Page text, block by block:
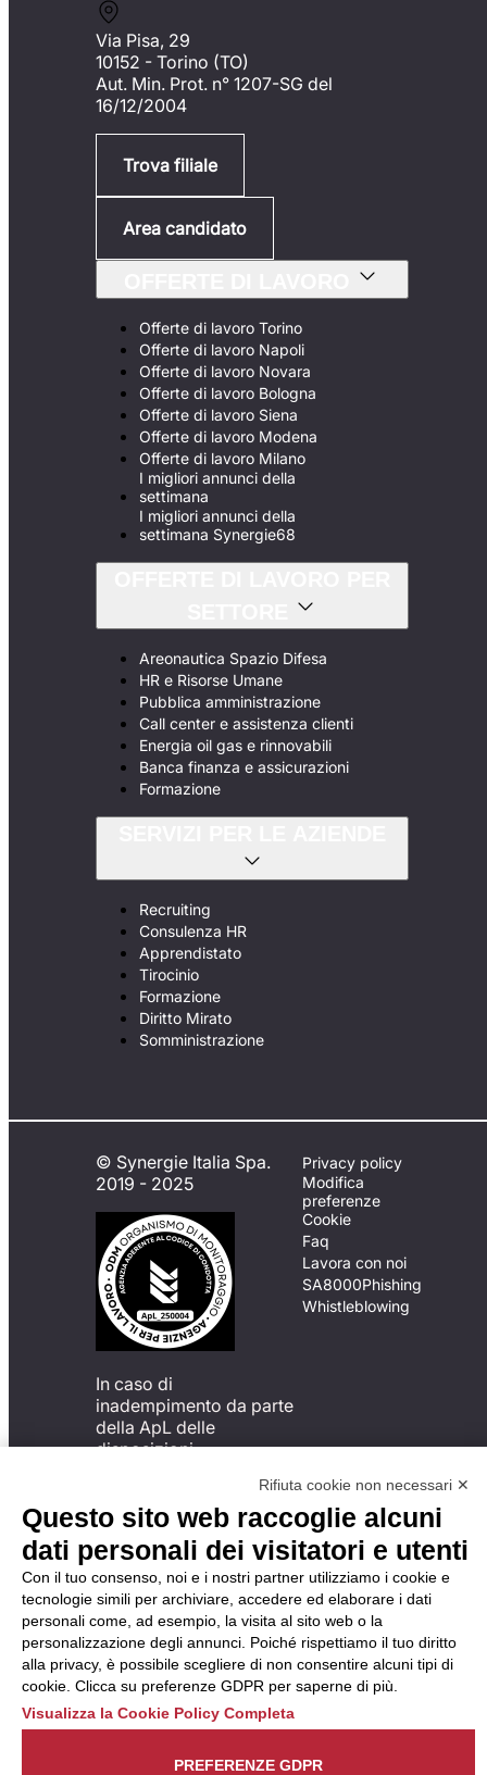
Via Pisa, 29
10152 - Torino (TO)
Aut. Min. Prot. n° 1207-SG del
16/12/2004
Trova filiale
Area candidato
Offerte di lavoro Torino
Offerte di lavoro Napoli
Offerte di lavoro Novara
Offerte di lavoro Bologna
Offerte di lavoro Siena
Offerte di lavoro Modena
Offerte di lavoro Milano
I migliori annunci della
settimana
I migliori annunci della
settimana Synergie68
Areonautica Spazio Difesa
HR e Risorse Umane
Pubblica amministrazione
Call center e assistenza clienti
Energia oil gas e rinnovabili
Banca finanza e assicurazioni
Formazione
Recruiting
Consulenza HR
Apprendistato
Tirocinio
Formazione
Diritto Mirato
Somministrazione
© Synergie Italia Spa.
2019 - 2025
In caso di
inadempimento da parte
della ApL delle
disposizioni
possibile presentare un
reclamo
all’Organismo di
Monitoraggio utilizzando
una delle modalità
descritte al seguente
indirizzo web
https://odm-
agenzielavoro.it/reclami/.
Privacy policy
Modifica
preferenze
Cookie
Faq
Lavora con noi
SA8000Phishing
Whistleblowing
Rifiuta cookie non necessari ✕
Questo sito web raccoglie alcuni
dati personali dei visitatori e utenti
Con il tuo consenso, noi e i nostri partner utilizziamo i cookie e
tecnologie simili per archiviare, accedere ed elaborare i dati
personali come, ad esempio, la visita al sito web o la
personalizzazione degli annunci. Poiché rispettiamo il tuo diritto
alla privacy, è possibile scegliere di non consentire alcuni tipi di
cookie. Clicca su preferenze GDPR per saperne di più.
Visualizza la Cookie Policy Completa
PREFERENZE GDPR